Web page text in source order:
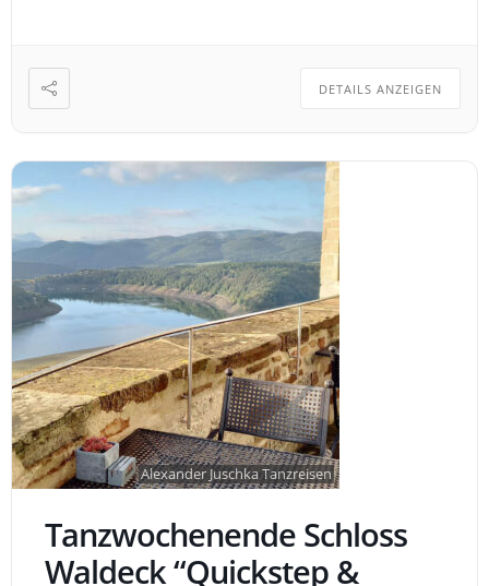
DETAILS ANZEIGEN
Alexander Juschka Tanzreisen
Tanzwochenende Schloss
Waldeck “Quickstep &